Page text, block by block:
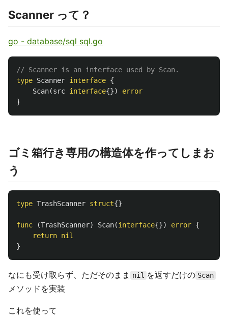
Scanner って？
go - database/sql sql.go
// Scanner is an interface used by Scan.
type Scanner interface {
Scan(src interface{})
error
}
ゴミ箱行き専用の構造体を作ってしまお
う
type TrashScanner struct{}
func (TrashScanner) Scan(interface{}) error {
return nil
}
なにも受け取らず、ただそのまま nil を返すだけの Scan
メソッドを実装
これを使って